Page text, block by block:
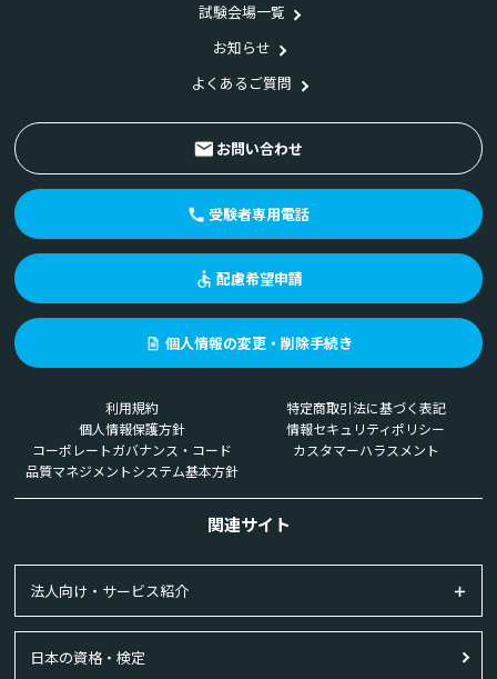
試験会場一覧
お知らせ
よくあるご質問
お問い合わせ
受験者専用電話
配慮希望申請
個人情報の変更・削除手続き
利用規約
特定商取引法に基づく表記
個人情報保護方針
情報セキュリティポリシー
コーポレートガバナンス・コード
カスタマーハラスメント
品質マネジメントシステム基本方針
関連サイト
法人向け・サービス紹介
日本の資格・検定